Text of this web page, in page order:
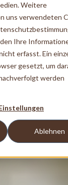
Weitere
uns verwendeten
Ihre
erfasst. Ein
gesetzt, um
werden
Ablehnen